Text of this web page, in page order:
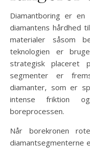
Diamantboring er
diamantens hårdhed
materialer såsom
teknologien er
strategisk placeret
segmenter er
diamanter, som er
intense friktion
boreprocessen.
Når borekronen
diamantsegmenterne